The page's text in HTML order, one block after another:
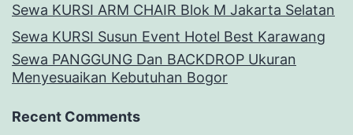
Sewa KURSI ARM CHAIR Blok M Jakarta Selatan
Sewa KURSI Susun Event Hotel Best Karawang
Sewa PANGGUNG Dan BACKDROP Ukuran
Menyesuaikan Kebutuhan Bogor
Recent Comments